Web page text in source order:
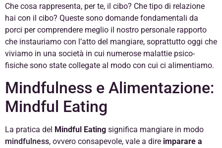
Che cosa rappresenta, per te, il cibo? Che tipo di relazione
hai con il cibo? Queste sono domande fondamentali da
porci per comprendere meglio il nostro personale rapporto
che instauriamo con l’atto del mangiare, soprattutto oggi che
viviamo in una società in cui numerose malattie psico-
fisiche sono state collegate al modo con cui ci alimentiamo.
Mindfulness e Alimentazione:
Mindful Eating
La pratica del Mindful Eating significa mangiare in modo
mindfulness, ovvero consapevole, vale a dire imparare a